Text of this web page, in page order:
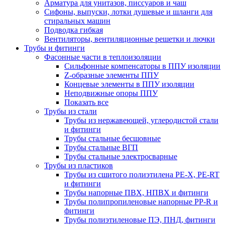
Арматура для унитазов, писсуаров и чаш
Сифоны, выпуски, лотки душевые и шланги для
стиральных машин
Подводка гибкая
Вентиляторы, вентиляционные решетки и лючки
Трубы и фитинги
Фасонные части в теплоизоляции
Cильфонные компенсаторы в ППУ изоляции
Z-образные элементы ППУ
Концевые элементы в ППУ изоляции
Неподвижные опоры ППУ
Показать все
Трубы из стали
Трубы из нержавеющей, углеродистой стали
и фитинги
Трубы стальные бесшовные
Трубы стальные ВГП
Трубы стальные электросварные
Трубы из пластиков
Трубы из сшитого полиэтилена PE-X, PE-RT
и фитинги
Трубы напорные ПВХ, НПВХ и фитинги
Трубы полипропиленовые напорные PP-R и
фитинги
Трубы полиэтиленовые ПЭ, ПНД, фитинги